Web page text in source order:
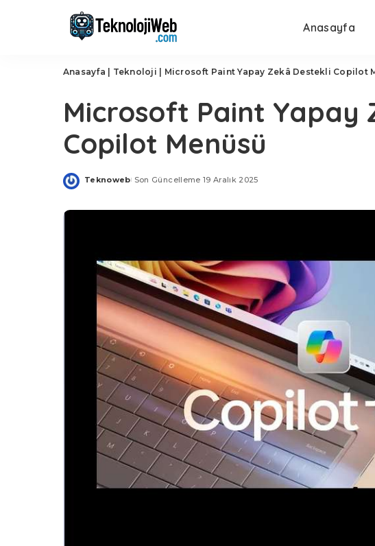
Anasayfa
Anasayfa Teknoloji Microsoft Paint Yapay Zekâ Destekli Copilot
Microsoft Paint Yapay
Copilot Menüsü
Posted
Teknoweb Son Güncelleme 19 Aralık 2025